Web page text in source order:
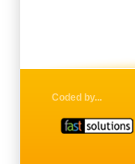
Coded by